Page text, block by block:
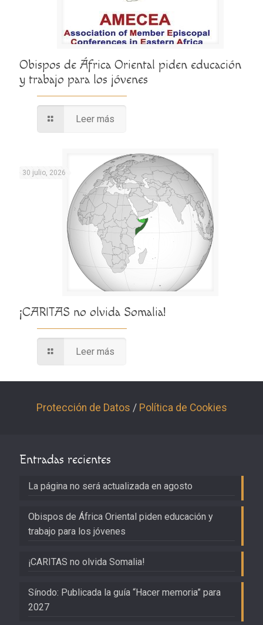
Obispos de África Oriental piden educación
y trabajo para los jóvenes
Leer más
30 julio, 2026
¡CARITAS no olvida Somalia!
Leer más
Protección de Datos / Política de Cookies
Entradas recientes
La página no será actualizada en agosto
Obispos de África Oriental piden educación y
trabajo para los jóvenes
¡CARITAS no olvida Somalia!
Sínodo: Publicada la guía “Hacer memoria” para
2027